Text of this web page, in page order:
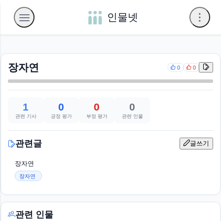
인물넷
장자연 0 0
1
관련 기사
0
긍정 평가
0
부정 평가
0
관련 인물
관련글 글쓰기
장자연
장자연
관련 인물